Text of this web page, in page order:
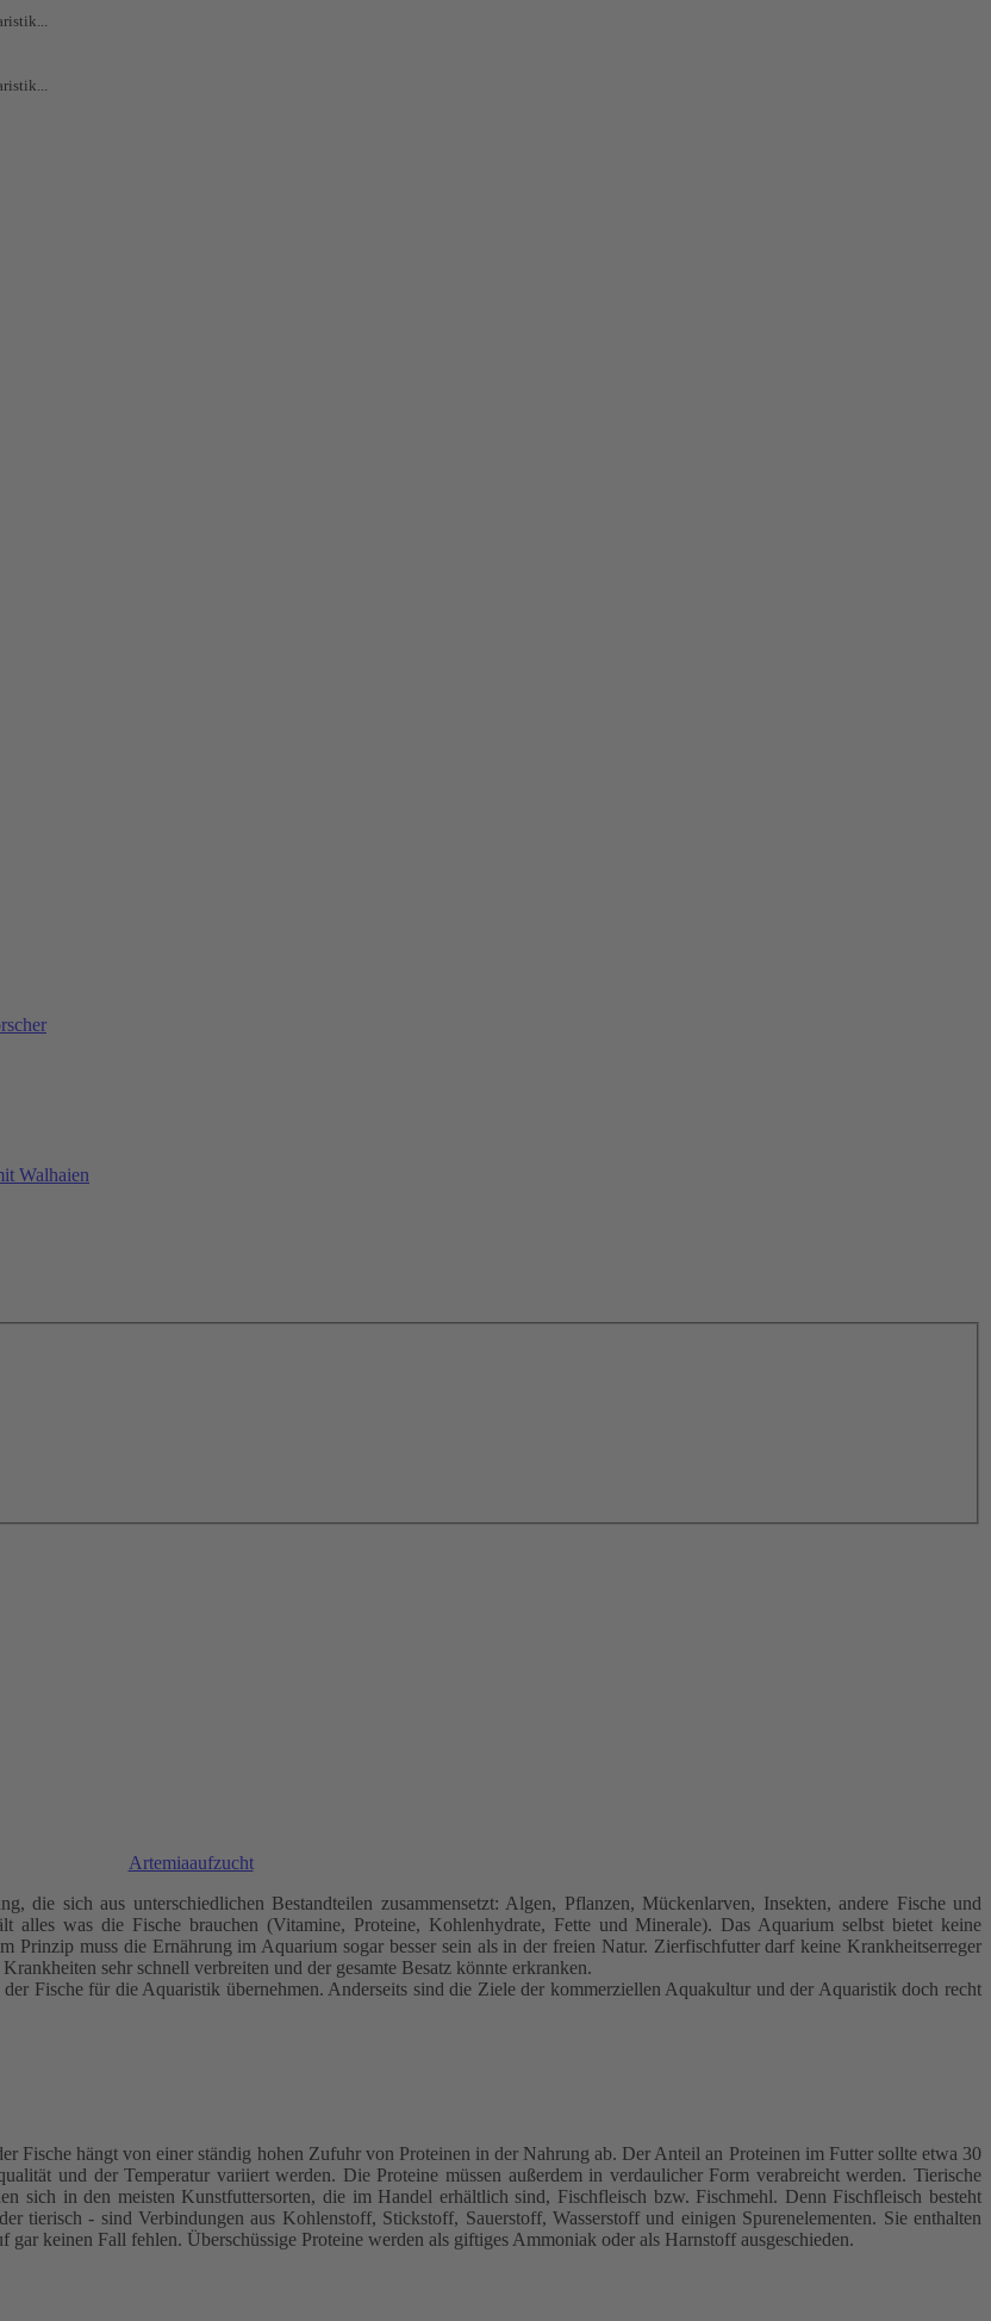
Walhaien
Artemiaaufzucht
die sich aus unterschiedlichen Bestandteilen zusammensetzt: Algen, Pflanzen, Mückenlarven, Insekten, andere Fische und
alles was die Fische brauchen (Vitamine, Proteine, Kohlenhydrate, Fette und Minerale). Das Aquarium selbst bietet keine
Prinzip muss die Ernährung im Aquarium sogar besser sein als in der freien Natur. Zierfischfutter darf keine Krankheitserreger
sehr schnell verbreiten und der gesamte Besatz könnte erkranken.
Fische für die Aquaristik übernehmen. Anderseits sind die Ziele der kommerziellen Aquakultur und der Aquaristik doch recht
Fische hängt von einer ständig hohen Zufuhr von Proteinen in der Nahrung ab. Der Anteil an Proteinen im Futter sollte etwa 30
und der Temperatur variiert werden. Die Proteine müssen außerdem in verdaulicher Form verabreicht werden. Tierische
sich in den meisten Kunstfuttersorten, die im Handel erhältlich sind, Fischfleisch bzw. Fischmehl. Denn Fischfleisch besteht
tierisch - sind Verbindungen aus Kohlenstoff, Stickstoff, Sauerstoff, Wasserstoff und einigen Spurenelementen. Sie enthalten
keinen Fall fehlen. Überschüssige Proteine werden als giftiges Ammoniak oder als Harnstoff ausgeschieden.